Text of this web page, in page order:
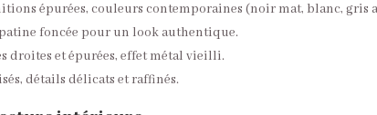
épurées, couleurs contemporaines (noir mat, blanc, gris
foncée pour un look authentique.
droites et épurées, effet métal vieilli.
détails délicats et raffinés.